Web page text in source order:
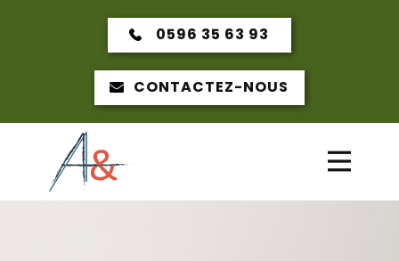
0596 35 63 93
CONTACTEZ-NOUS